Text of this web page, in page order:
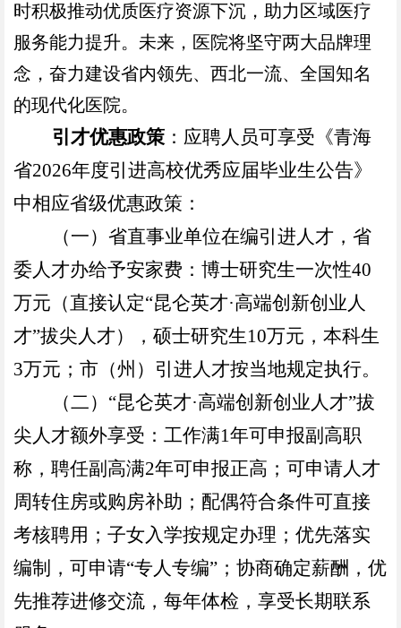
时积极推动优质医疗资源下沉，助力区域医疗
服务能力提升。未来，医院将坚守两大品牌理
念，奋力建设省内领先、西北一流、全国知名
的现代化医院。
引才优惠政策 ： 应聘人员可享受《青海
省2026年度引进高校优秀应届毕业生公告》
中相应省级优惠政策：
（一）省直事业单位在编引进人才，省
委人才办给予安家费：博士研究生一次性40
万元（直接认定“昆仑英才·高端创新创业人
才”拔尖人才），硕士研究生10万元，本科生
3万元；市（州）引进人才按当地规定执行。
（二）“昆仑英才·高端创新创业人才”拔
尖人才额外享受：工作满1年可申报副高职
称，聘任副高满2年可申报正高；可申请人才
周转住房或购房补助；配偶符合条件可直接
考核聘用；子女入学按规定办理；优先落实
编制，可申请“专人专编”；协商确定薪酬，优
先推荐进修交流，每年体检，享受长期联系